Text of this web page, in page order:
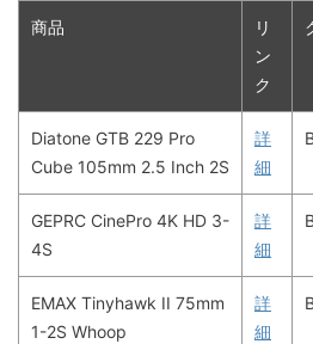
商品
リ
ン
ク
Diatone GTB 229 Pro
Cube 105mm 2.5 Inch 2S
詳
細
GEPRC CinePro 4K HD 3-
4S
詳
細
EMAX Tinyhawk II 75mm
1-2S Whoop
詳
細